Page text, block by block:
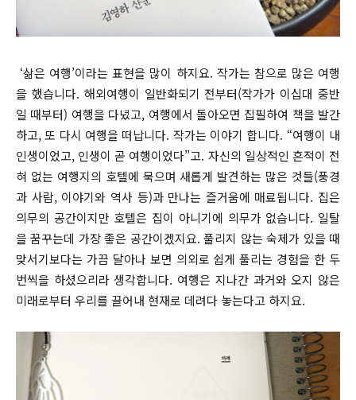
‘삶은 여행’이라는 표현을 많이 하지요. 작가는 참으로 많은 여행
을 했습니다. 해외여행이 일반화되기 전부터(작가가 이십대 중반
일 때부터) 여행을 다녔고, 여행에서 돌아오면 집필하여 책을 발간
하고, 또 다시 여행을 떠납니다. 작가는 이야기 합니다. “여행이 내
인생이었고, 인생이 곧 여행이었다”고. 자신의 일상적인 흔적이 전
혀 없는 여행지의 호텔에 묵으며 새롭게 발견하는 많은 것들(풍경
과 사람, 이야기와 역사 등)과 만나는 즐거움에 매료됩니다. 집은
의무의 공간이지만 호텔은 집이 아니기에 의무가 없습니다. 일탈
을 꿈꾸는데 가장 좋은 공간이겠지요. 풀리지 않는 숙제가 있을 때
맞서기보다는 가끔 달아나 보면 의외로 쉽게 풀리는 경험을 한 두
번씩을 하셨으리라 생각합니다. 여행은 지나간 과거와 오지 않은
미래로부터 우리를 끌어내 현재로 데려다 놓는다고 하지요.